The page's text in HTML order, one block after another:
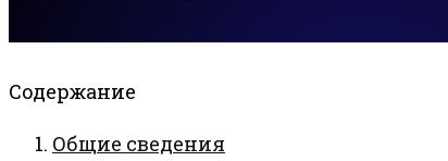
Содержание
Общие сведения